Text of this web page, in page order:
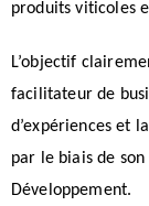
produits viticoles
L’objectif
facilitateur de
d’expériences et
par le biais de
Développement.